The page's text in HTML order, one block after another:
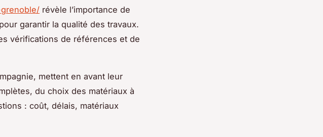
révèle l’importance de
garantir la qualité des travaux.
vérifications de références et de
mettent en avant leur
du choix des matériaux à
: coût, délais, matériaux